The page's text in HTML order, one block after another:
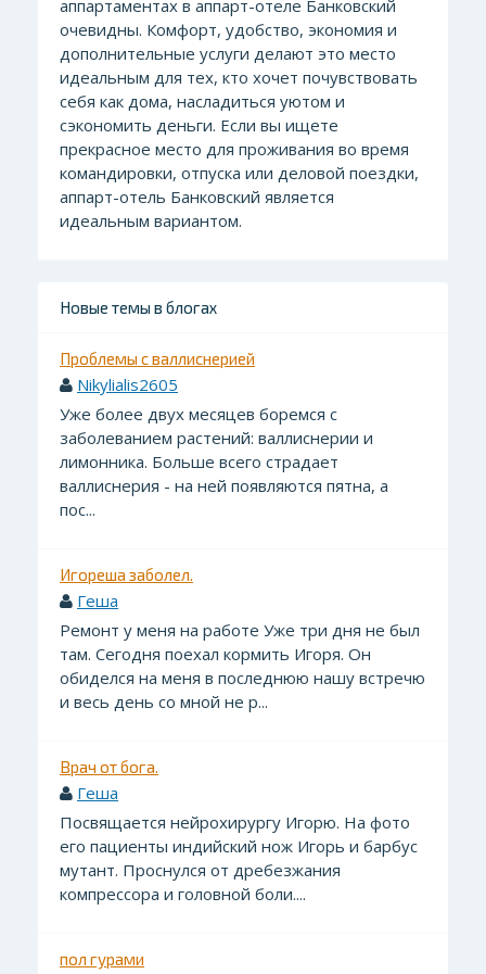
аппартаментах в аппарт-отеле Банковский
очевидны. Комфорт, удобство, экономия и
дополнительные услуги делают это место
идеальным для тех, кто хочет почувствовать
себя как дома, насладиться уютом и
сэкономить деньги. Если вы ищете
прекрасное место для проживания во время
командировки, отпуска или деловой поездки,
аппарт-отель Банковский является
идеальным вариантом.
Новые темы в блогах
Проблемы с валлиснерией
Nikylialis2605
Уже более двух месяцев боремся с
заболеванием растений: валлиснерии и
лимонника. Больше всего страдает
валлиснерия - на ней появляются пятна, а
пос...
Игореша заболел.
Геша
Ремонт у меня на работе Уже три дня не был
там. Сегодня поехал кормить Игоря. Он
обиделся на меня в последнюю нашу встречю
и весь день со мной не р...
Врач от бога.
Геша
Посвящается нейрохирургу Игорю. На фото
его пациенты индийский нож Игорь и барбус
мутант. Проснулся от дребезжания
компрессора и головной боли....
пол гурами